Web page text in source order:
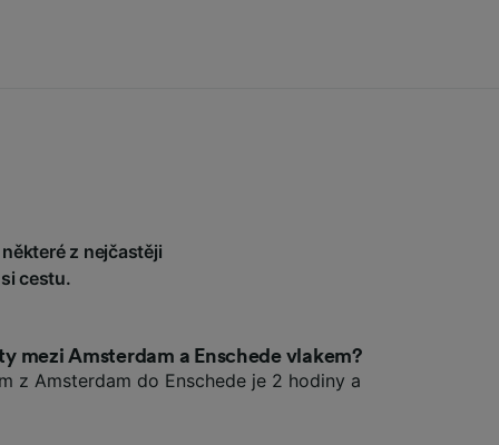
z nejčastěji
cestu.
mezi Amsterdam a Enschede vlakem?
z Amsterdam do Enschede je 2 hodiny a